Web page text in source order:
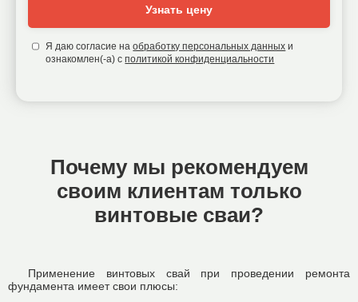
Узнать цену
Я даю согласие наобработку персональных данных и
ознакомлен(-а) сполитикой конфиденциальности
Почему мы рекомендуем
своим клиентам только
винтовые сваи?
Применение винтовых свай при проведении ремонта
фундамента имеет свои плюсы: